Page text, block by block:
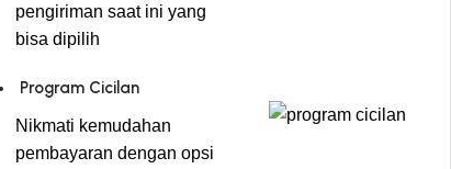
pengiriman saat ini yang
bisa dipilih
Program Cicilan
Nikmati kemudahan
pembayaran dengan opsi